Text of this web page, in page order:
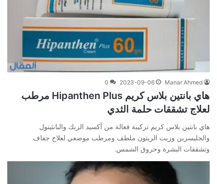
Manar Ahmed
2023-09-06
0
هاي بانتين بلاس كريم Hipanthen Plus مرطب
لعلاج تشققات حلمة الثدي
هاي بانتين بلاس كريم تركيبة فعالة من أكسيد الزنك والبانثينول
والجليسرين وزيت الزيتون ملطف ومرطب موضعي لعلاج جفاف
وتشققات البشرة وحروق الشمس.